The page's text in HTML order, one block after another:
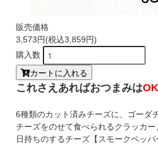
販売価格
3,573円(税込3,859円)
購入数
カートに入れる
これさえあればおつまみはOK
6種類のカット済みチーズに、ゴーダ
チーズをのせて食べられるクラッカ
日持ちのするチーズ【スモークペッ